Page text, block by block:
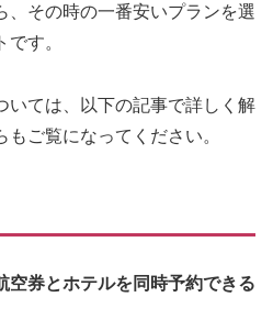
、その時の一番安いプランを選
す。
いては、以下の記事で詳しく解
ご覧になってください。
空券とホテルを同時予約できる